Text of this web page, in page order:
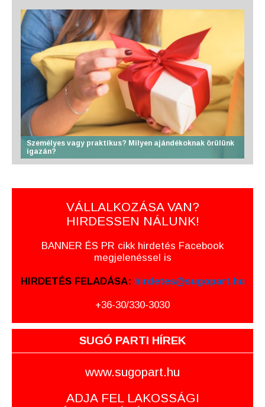
Személyes vagy praktikus? Milyen ajándékoknak örülünk
igazán?
VÁLLALKOZÁSA VAN?
HIRDESSEN NÁLUNK!
BANNER ÉS PR cikk hirdetés Facebook
megjelenéssel is
HIRDETÉS FELADÁSA: hirdetes@sugopart.hu
+36-30/330-3030
SUGÓ PARTI HÍREK
www.sugopart.hu
ADJA FEL LAKOSSÁGI